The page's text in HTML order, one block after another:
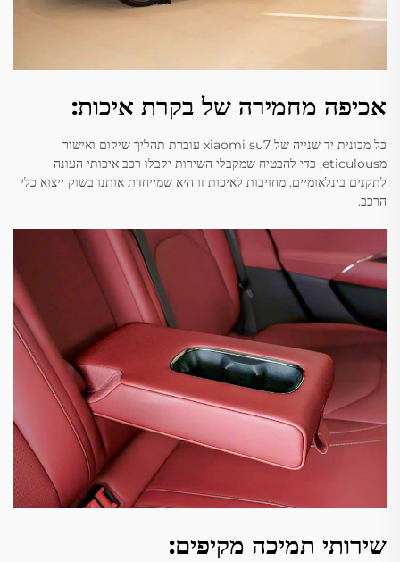
אכיפה מחמירה של בקרת איכות:
כל מכונית יד שנייה של xiaomi su7 עוברת תהליך שיקום ואישור
מeticulous, כדי להבטיח שמקבלי השירות יקבלו רכב איכותי העונה
לתקנים בינלאומיים. מחויבות לאיכות זו היא שמייחדת אותנו בשוק ייצוא כלי
הרכב.
שירותי תמיכה מקיפים: